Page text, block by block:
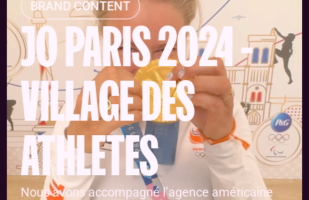
BRAND CONTENT
JO PARIS 2024 -
VILLAGE DES
ATHLÈTES
Nous avons accompagné l’agence américaine